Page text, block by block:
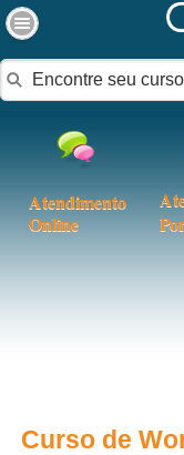
Atendimento
Online
Curso de